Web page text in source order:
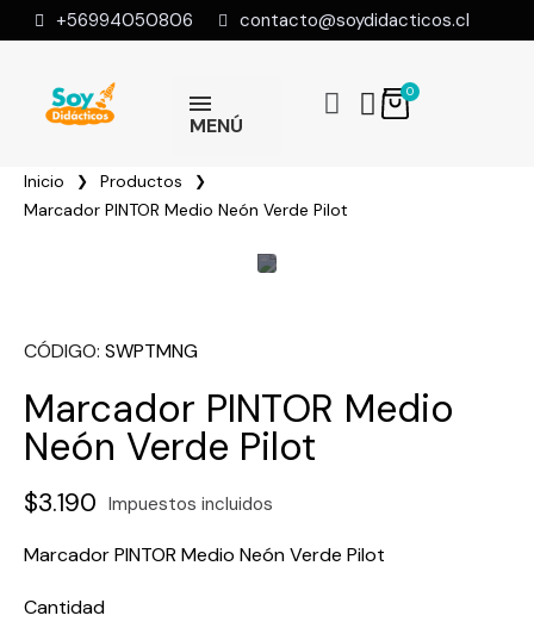
+56994050806 contacto@soydidacticos.cl
MENÚ
Inicio
Productos
Marcador PINTOR Medio Neón Verde Pilot
CÓDIGO SWPTMNG
Marcador PINTOR Medio
Neón Verde Pilot
$3.190 Impuestos incluidos
Marcador PINTOR Medio Neón Verde Pilot
Cantidad